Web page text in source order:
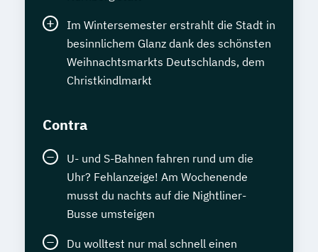
Im Wintersemester erstrahlt die Stadt in
besinnlichem Glanz dank des schönsten
Weihnachtsmarkts Deutschlands, dem
Christkindlmarkt
Contra
U- und S-Bahnen fahren rund um die
Uhr? Fehlanzeige! Am Wochenende
musst du nachts auf die Nightliner-
Busse umsteigen
Du wolltest nur mal schnell einen